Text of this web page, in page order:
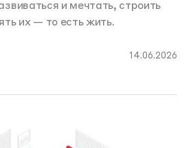
и мечтать, строить
их — то есть жить.
14.06.2026